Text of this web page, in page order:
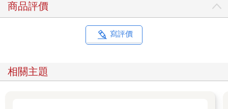
商品評價
寫評價
相關主題